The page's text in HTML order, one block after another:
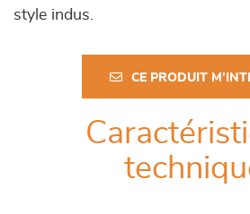
style indus.
CE PRODUIT